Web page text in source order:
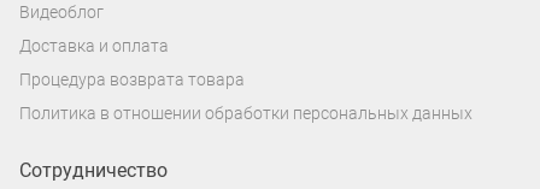
Видеоблог
Доставка и оплата
Процедура возврата товара
Политика в отношении обработки персональных данных
Сотрудничество